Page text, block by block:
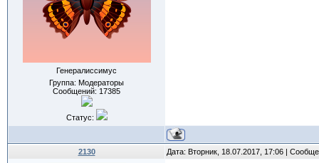
Генералиссимус
Группа: Модераторы
Сообщений: 17385
Статус:
2130 Дата: Вторник, 18.07.2017, 17:06 |